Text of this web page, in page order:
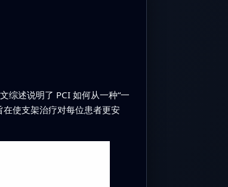
综述说明了 PCI 如何从一种“一
在使支架治疗对每位患者更安